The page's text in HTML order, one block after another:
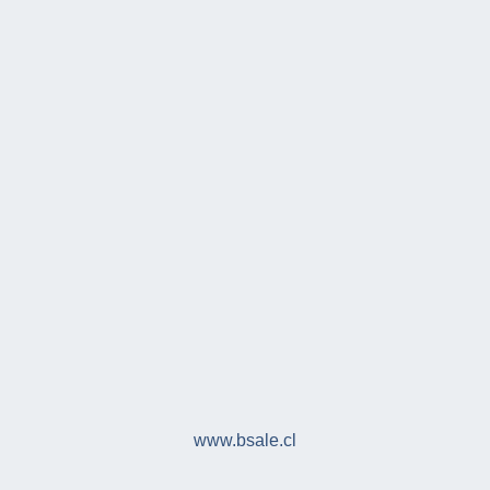
www.bsale.cl